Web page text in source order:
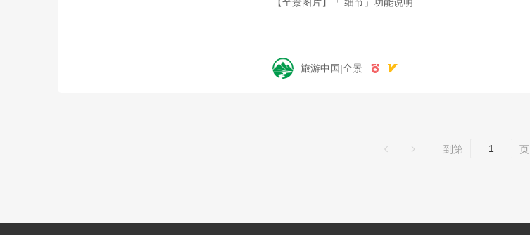
旅游中国|全景
到第 页